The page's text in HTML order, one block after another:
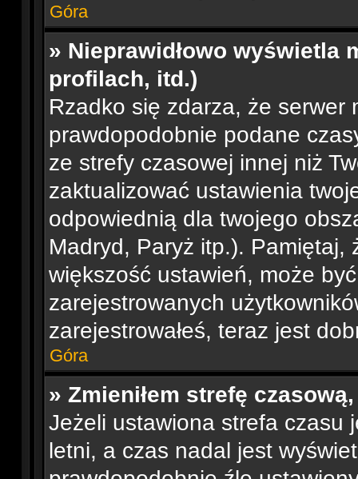
Góra
» Nieprawidłowo wyświetla
profilach, itd.)
Rzadko się zdarza, że serwer
prawdopodobnie podane
ze strefy czasowej innej niż
zaktualizować ustawienia
odpowiednią dla twojego
Madryd, Paryż itp.). Pamiętaj,
większość ustawień, może
zarejestrowanych
zarejestrowałeś, teraz jest
Góra
» Zmieniłem strefę
Jeżeli ustawiona strefa czasu
letni, a czas nadal jest